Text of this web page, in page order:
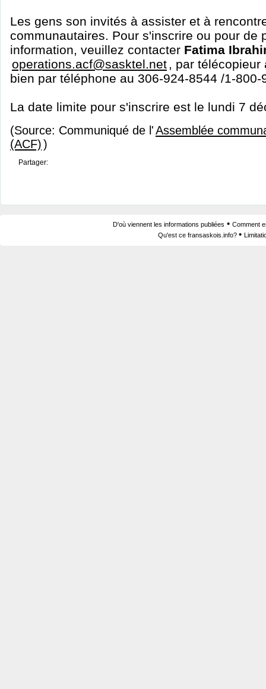
Les gens son invités à assister et à
communautaires. Pour s'inscrire ou pour de
information, veuillez contacter Fatima
operations.acf@sasktel.net , par télécopieur
bien par téléphone au 306-924-8544 /1-800-
La date limite pour s'inscrire est le lundi 7
(Source: Communiqué de l'Assemblée
(ACF))
Partager:
D'où viennent les informations publiées • Comment
Qu'est ce fransaskois.info? •